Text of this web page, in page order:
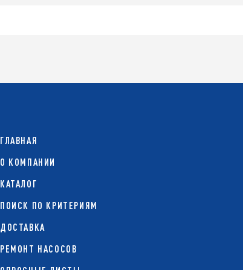
ГЛАВНАЯ
О КОМПАНИИ
КАТАЛОГ
ПОИСК ПО КРИТЕРИЯМ
ДОСТАВКА
РЕМОНТ НАСОСОВ